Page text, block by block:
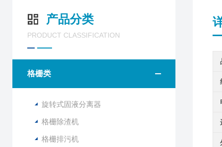
产品分类
PRODUCT CLASSIFICATION
格栅类
旋转式固液分离器
格栅除渣机
格栅排污机